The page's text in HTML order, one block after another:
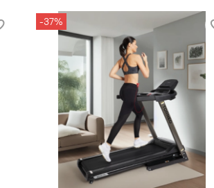
-37%